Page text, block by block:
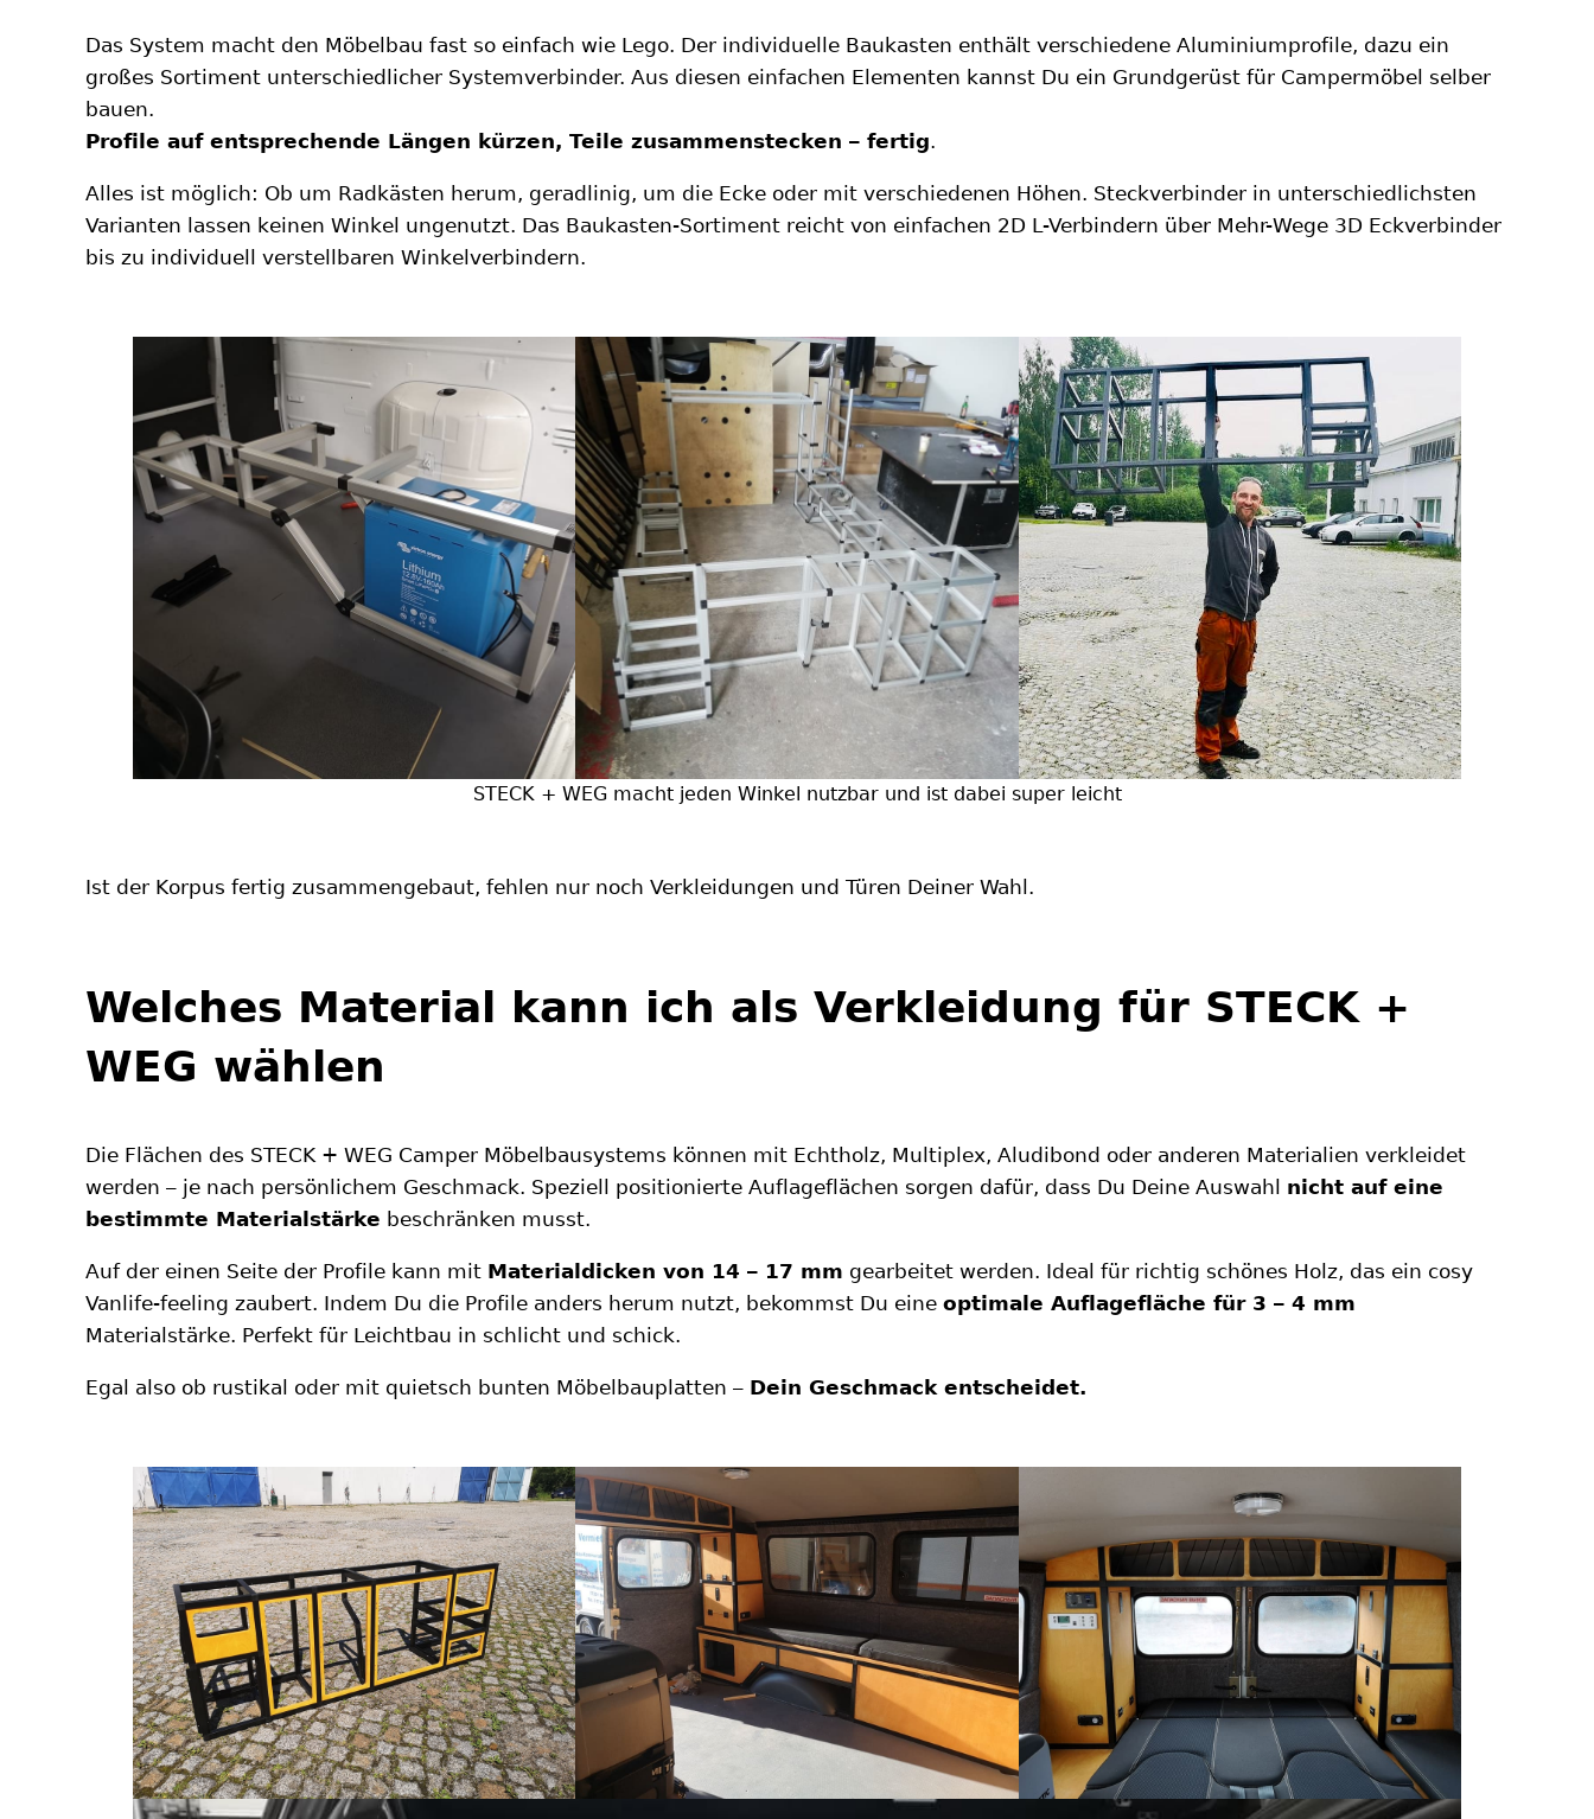
Das System macht den Möbelbau fast so einfach wie Lego. Der individuelle Baukasten enthält verschiedene Aluminiumprofile, dazu ein
großes Sortiment unterschiedlicher Systemverbinder. Aus diesen einfachen Elementen kannst Du ein Grundgerüst für Campermöbel selber
bauen.
Profile auf entsprechende Längen kürzen, Teile zusammenstecken – fertig.
Alles ist möglich: Ob um Radkästen herum, geradlinig, um die Ecke oder mit verschiedenen Höhen. Steckverbinder in unterschiedlichsten
Varianten lassen keinen Winkel ungenutzt. Das Baukasten-Sortiment reicht von einfachen 2D L-Verbindern über Mehr-Wege 3D Eckverbinder
bis zu individuell verstellbaren Winkelverbindern.
STECK + WEG macht jeden Winkel nutzbar und ist dabei super leicht
Ist der Korpus fertig zusammengebaut, fehlen nur noch Verkleidungen und Türen Deiner Wahl.
Welches Material kann ich als Verkleidung für STECK +
WEG wählen
Die Flächen des STECK + WEG Camper Möbelbausystems können mit Echtholz, Multiplex, Aludibond oder anderen Materialien verkleidet
werden – je nach persönlichem Geschmack. Speziell positionierte Auflageflächen sorgen dafür, dass Du Deine Auswahl nicht auf eine
bestimmte Materialstärke beschränken musst.
Auf der einen Seite der Profile kann mit Materialdicken von 14 – 17 mm gearbeitet werden. Ideal für richtig schönes Holz, das ein cosy
Vanlife-feeling zaubert. Indem Du die Profile anders herum nutzt, bekommst Du eine optimale Auflagefläche für 3 – 4 mm
Materialstärke. Perfekt für Leichtbau in schlicht und schick.
Egal also ob rustikal oder mit quietsch bunten Möbelbauplatten – Dein Geschmack entscheidet.